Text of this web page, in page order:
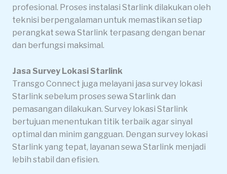
profesional. Proses instalasi Starlink dilakukan oleh
teknisi berpengalaman untuk memastikan setiap
perangkat sewa Starlink terpasang dengan benar
dan berfungsi maksimal.
Jasa Survey Lokasi Starlink
Transgo Connect juga melayani jasa survey lokasi
Starlink sebelum proses sewa Starlink dan
pemasangan dilakukan. Survey lokasi Starlink
bertujuan menentukan titik terbaik agar sinyal
optimal dan minim gangguan. Dengan survey lokasi
Starlink yang tepat, layanan sewa Starlink menjadi
lebih stabil dan efisien.